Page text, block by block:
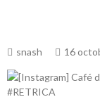
snash 16